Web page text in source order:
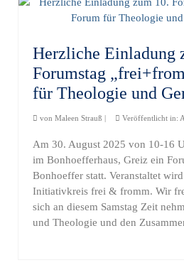
Herzliche Einladung
Forumstag
für Theologie und
von Maleen Strauß | Veröffentlicht in:
Am 30. August 2025 von 10-16
im Bonhoefferhaus, Greiz ein
Bonhoeffer statt. Veranstaltet
Initiativkreis frei & fromm. Wir
sich an diesem Samstag Zeit
und Theologie und den